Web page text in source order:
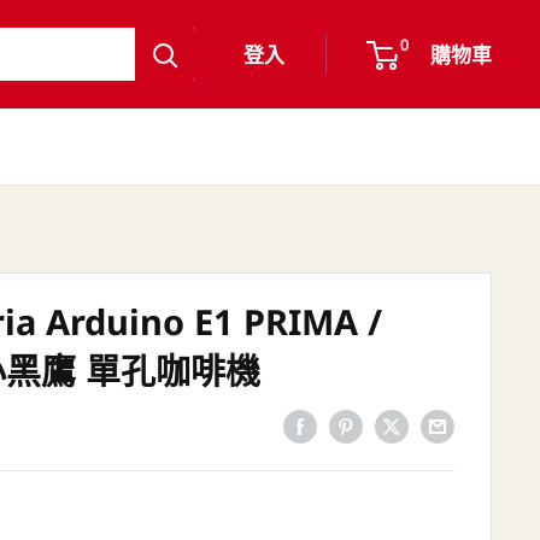
登入 0 購物車
Arduino E1 PRIMA /
鷹 單孔咖啡機